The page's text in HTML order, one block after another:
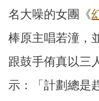
名大噪的女團《
棒原主唱若潼，
跟鼓手侑真以三
示：「計劃總是